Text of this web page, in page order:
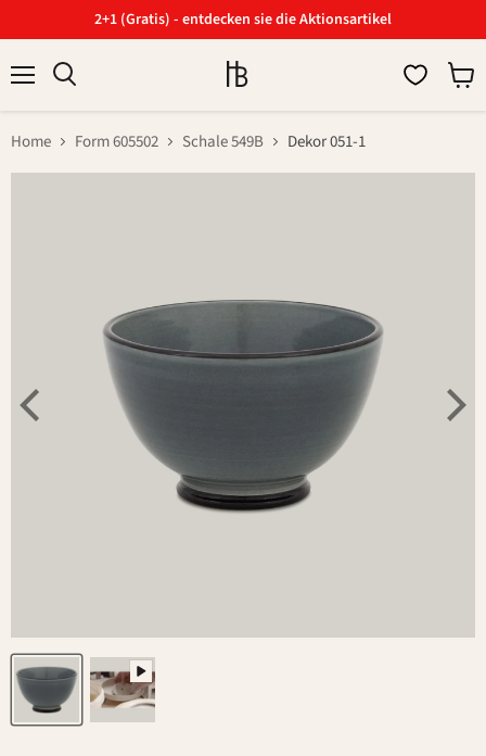
2+1 (Gratis) - entdecken sie die Aktionsartikel
Home Form 605502 Schale 549B Dekor 051-1